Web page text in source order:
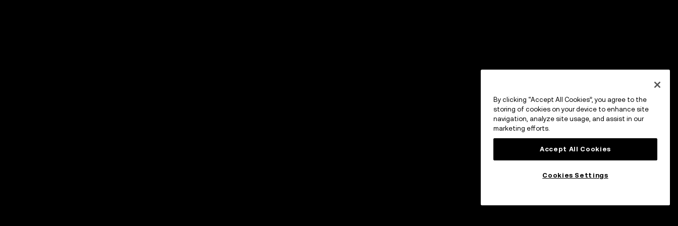
By clicking “Accept All Cookies”, you agree to the
storing of cookies on your device to enhance site
navigation, analyze site usage, and assist in our
marketing efforts.
Accept All Cookies
Cookies Settings